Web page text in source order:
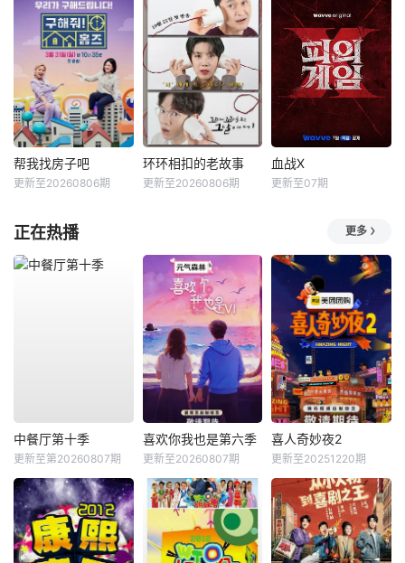
帮我找房子吧
更新至20260806期
环环相扣的老故事
更新至20260806期
血战X
更新至07期
正在热播 更多
中餐厅第十季
更新至第20260807期
喜欢你我也是第六季
更新至20260807期
喜人奇妙夜2
更新至20251220期